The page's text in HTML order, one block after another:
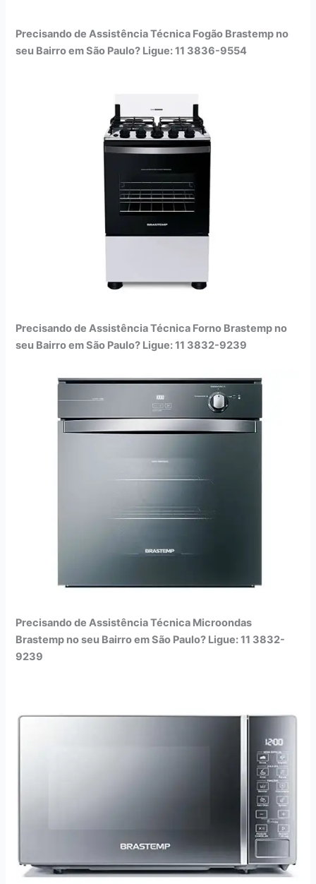
Precisando de Assistência Técnica Fogão Brastemp no
seu Bairro em São Paulo? Ligue: 11 3836-9554
Precisando de Assistência Técnica Forno Brastemp no
seu Bairro em São Paulo? Ligue: 11 3832-9239
Precisando de Assistência Técnica Microondas
Brastemp no seu Bairro em São Paulo? Ligue: 11 3832-
9239